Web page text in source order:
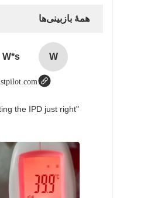
همهٔ بازبینی‌ها
W
W*s
the IPD just right